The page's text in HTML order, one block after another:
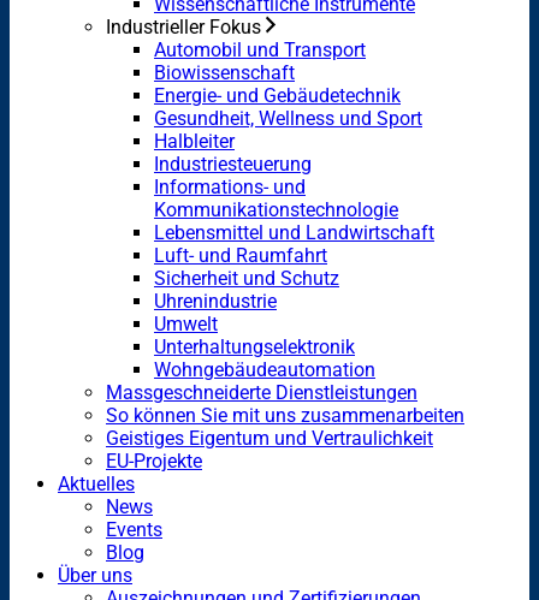
Industrieller Fokus
Automobil und Transport
Biowissenschaft
Energie- und Gebäudetechnik
Gesundheit, Wellness und Sport
Halbleiter
Industriesteuerung
Informations- und
Kommunikationstechnologie
Lebensmittel und Landwirtschaft
Luft- und Raumfahrt
Sicherheit und Schutz
Uhrenindustrie
Umwelt
Unterhaltungselektronik
Wohngebäudeautomation
Massgeschneiderte Dienstleistungen
So können Sie mit uns zusammenarbeiten
Geistiges Eigentum und Vertraulichkeit
EU-Projekte
Aktuelles
News
Events
Blog
Über uns